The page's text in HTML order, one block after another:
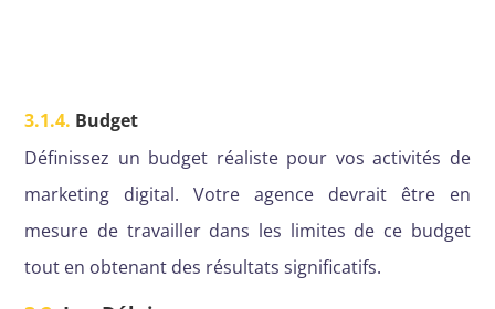
3.1.4. Budget
Définissez un budget réaliste pour vos activités de
marketing digital. Votre agence devrait être en
mesure de travailler dans les limites de ce budget
tout en obtenant des résultats significatifs.